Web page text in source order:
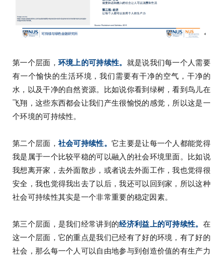
第一个层面， 环境上的可持续性。 就是说我们每一个人需要
有一个愉快的生活环境，我们需要有干净的空气，干净的
水，以及干净的自然资源。比如说你看到绿树，看到鸟儿在
飞翔，这些东西都会让我们产生很愉悦的感觉，所以这是一
个环境的可持续性。
第二个层面， 社会可持续性。 它主要是让每一个人都能觉得
我是属于一个比较平稳的可以融入的社会环境里面。比如说
我想离开家，去外面散步，或者说去外面工作，我也觉得很
安全，我也觉得我出去了以后，我还可以回到家，所以这种
社会可持续性其实是一个非常重要的稳定因素。
第三个层面，是我们经常讲到的经济利益上的可持续性。 在
这一个层面，它的重点是我们已经有了好的环境，有了好的
社会，那么每一个人可以自由地参与到创造价值的有生产力